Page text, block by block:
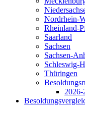
Nordrhein-
Rheinland-
Saarland
Sachsen
Sachsen-
Schleswig-
Thüringen
2026-